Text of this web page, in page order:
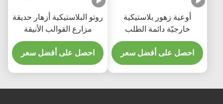
أوعية زهور بلاستيكية
خارجيّة دائمة الطلب
احصل على أفضل سعر
روتو البلاستيكية أزهار حديقة
مزارع القوالب الأنيقة
والمتانة للزهرية الزخرفية
احصل على أفضل سعر